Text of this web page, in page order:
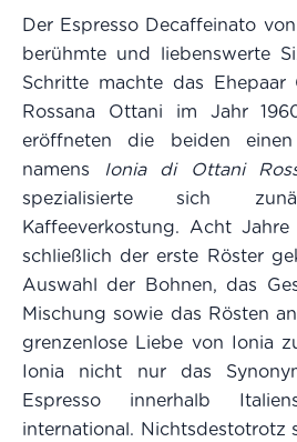
Der Espresso Decaffeinato
berühmte und liebenswerte
Schritte machte das Ehepaar
Rossana Ottani im Jahr
eröffneten die beiden
namens Ionia di Ottani
spezialisierte sich
Kaffeeverkostung. Acht
schließlich der erste Röster
Auswahl der Bohnen, das
Mischung sowie das Rösten
grenzenlose Liebe von Ionia
Ionia nicht nur das
Espresso innerhalb
international. Nichtsdestotrotz